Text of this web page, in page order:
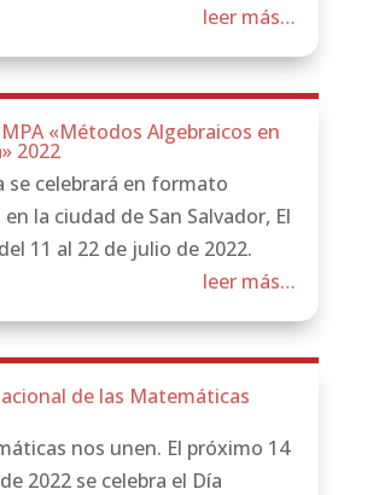
leer más…
«Métodos Algebraicos en
2022
se celebrará en formato
la ciudad de San Salvador, El
11 al 22 de julio de 2022.
leer más…
de las Matemáticas
nos unen. El próximo 14
2022 se celebra el Día